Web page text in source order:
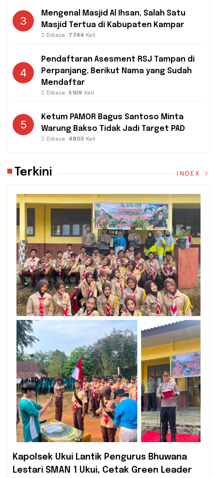
3
Mengenal Masjid Al Ihsan, Salah Satu
Masjid Tertua di Kabupaten Kampar
Dibaca: 7744 Kali
4
Pendaftaran Asesment RSJ Tampan di
Perpanjang, Berikut Nama yang Sudah
Mendaftar
Dibaca: 5109 Kali
5
Ketum PAMOR Bagus Santoso Minta
Warung Bakso Tidak Jadi Target PAD
Dibaca: 4803 Kali
Terkini INDEX
Kapolsek Ukui Lantik Pengurus Bhuwana
Lestari SMAN 1 Ukui, Cetak Green Leader